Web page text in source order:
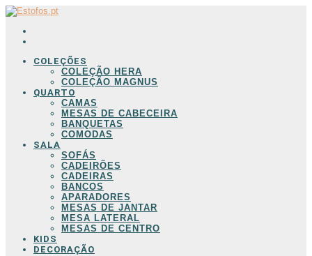
COLEÇÕES
COLEÇÃO HERA
COLEÇÃO MAGNUS
QUARTO
CAMAS
MESAS DE CABECEIRA
BANQUETAS
COMODAS
SALA
SOFÁS
CADEIRÕES
CADEIRAS
BANCOS
APARADORES
MESAS DE JANTAR
MESA LATERAL
MESAS DE CENTRO
KIDS
DECORAÇÃO